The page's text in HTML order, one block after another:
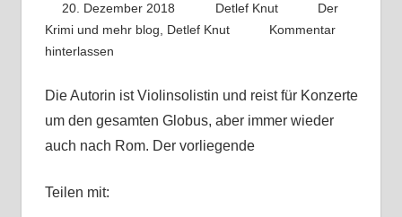
20. Dezember 2018 Detlef Knut
Der
Krimi und mehr blog, Detlef Knut
Kommentar
hinterlassen
Die Autorin ist Violinsolistin und reist für Konzerte
um den gesamten Globus, aber immer wieder
auch nach Rom. Der vorliegende
Teilen mit: